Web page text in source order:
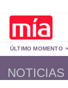
ÚLTIMO MOMENTO